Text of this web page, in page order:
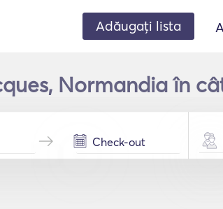
Adăugați lista
Normandia în